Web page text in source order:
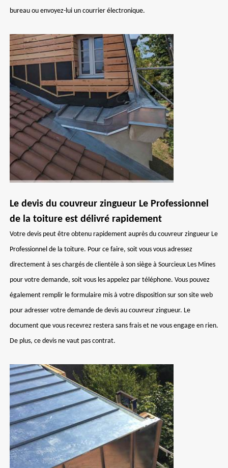
bureau ou envoyez-lui un courrier électronique.
Le devis du couvreur zingueur Le Professionnel
de la toiture est délivré rapidement
Votre devis peut être obtenu rapidement auprès du couvreur zingueur Le
Professionnel de la toiture. Pour ce faire, soit vous vous adressez
directement à ses chargés de clientèle à son siège à Sourcieux Les Mines
pour votre demande, soit vous les appelez par téléphone. Vous pouvez
également remplir le formulaire mis à votre disposition sur son site web
pour adresser votre demande de devis au couvreur zingueur. Le
document que vous recevrez restera sans frais et ne vous engage en rien.
De plus, ce devis ne vaut pas contrat.